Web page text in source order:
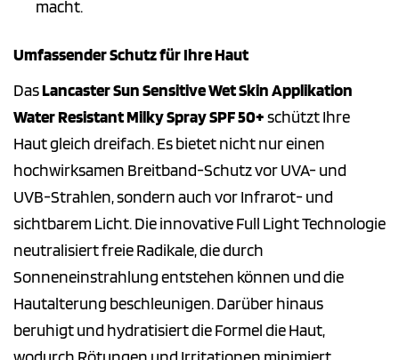
macht.
Umfassender Schutz für Ihre Haut
DasLancaster Sun Sensitive Wet Skin Applikation
Water Resistant Milky Spray SPF 50+schützt Ihre
Haut gleich dreifach. Es bietet nicht nur einen
hochwirksamen Breitband-Schutz vor UVA- und
UVB-Strahlen, sondern auch vor Infrarot- und
sichtbarem Licht. Die innovative Full Light Technologie
neutralisiert freie Radikale, die durch
Sonneneinstrahlung entstehen können und die
Hautalterung beschleunigen. Darüber hinaus
beruhigt und hydratisiert die Formel die Haut,